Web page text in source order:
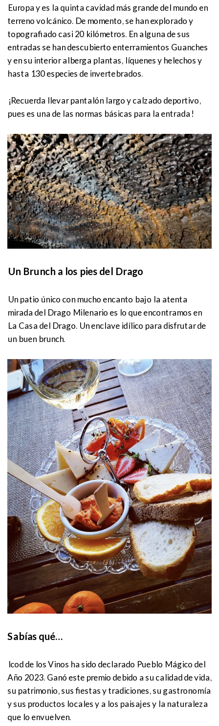
Europa y es la quinta cavidad más grande del mundo en
terreno volcánico. De momento, se han explorado y
topografiado casi 20 kilómetros. En alguna de sus
entradas se han descubierto enterramientos Guanches
y en su interior alberga plantas, líquenes y helechos y
hasta 130 especies de invertebrados.
¡Recuerda llevar pantalón largo y calzado deportivo,
pues es una de las normas básicas para la entrada!
Un Brunch a los pies del Drago
Un patio único con mucho encanto bajo la atenta
mirada del Drago Milenario es lo que encontramos en
La Casa del Drago. Un enclave idílico para disfrutar de
un buen brunch.
Sabías qué…
Icod de los Vinos ha sido declarado Pueblo Mágico del
Año 2023. Ganó este premio debido a su calidad de vida,
su patrimonio, sus fiestas y tradiciones, su gastronomía
y sus productos locales y a los paisajes y la naturaleza
que lo envuelven.